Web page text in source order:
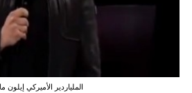
الملياردير الأميركي إيلون